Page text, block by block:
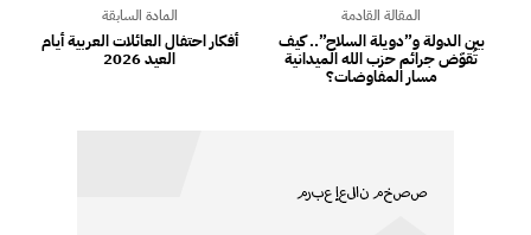
المادة السابقة
أفكار احتفال العائلات العربية أيام
العيد 2026
المقالة القادمة
بين الدولة و”دويلة السلاح”.. كيف
تُقوّض جرائم حزب الله الميدانية
مسار المفاوضات؟